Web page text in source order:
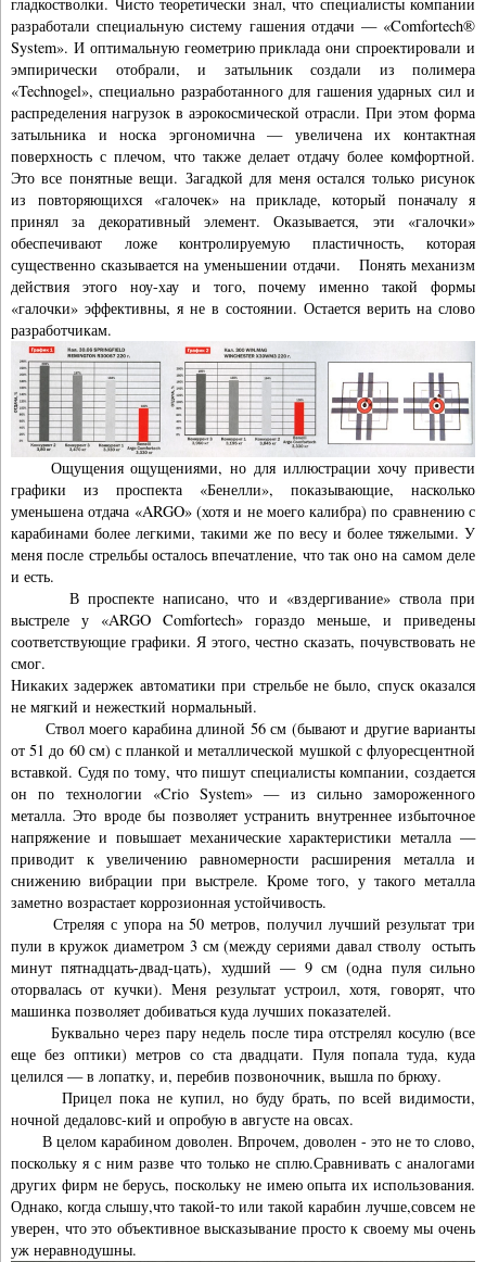
разработали специальную систему гашения отдачи — «Comfortech®
System». И оптимальную геометрию приклада они спроектировали и
эмпирически отобрали, и затыльник создали из полимера
«Technogel», специально разработанного для гашения ударных сил и
распределения нагрузок в аэрокосмической отрасли. При этом форма
затыльника и носка эргономична — увеличена их контактная
поверхность с плечом, что также делает отдачу более комфортной.
Это все понятные вещи. Загадкой для меня остался только рисунок
из повторяющихся «галочек» на прикладе, который поначалу я
принял за декоративный элемент. Оказывается, эти «галочки»
обеспечивают ложе контролируемую пластичность, которая
существенно сказывается на уменьшении отдачи. Понять механизм
действия этого ноу-хау и того, почему именно такой формы
«галочки» эффективны, я не в состоянии. Остается верить на слово
разработчикам.
Ощущения ощущениями, но для иллюстрации хочу привести
графики из проспекта «Бенелли», показывающие, насколько
уменьшена отдача «ARGO» (хотя и не моего калибра) по сравнению с
карабинами более легкими, такими же по весу и более тяжелыми. У
меня после стрельбы осталось впечатление, что так оно на самом деле
и есть.
В проспекте написано, что и «вздергивание» ствола при
выстреле у «ARGO Comfortech» гораздо меньше, и приведены
соответствующие графики. Я этого, честно сказать, почувствовать не
смог.
Никаких задержек автоматики при стрельбе не было, спуск оказался
не мягкий и нежесткий нормальный.
Ствол моего карабина длиной 56 см (бывают и другие варианты
от 51 до 60 см) с планкой и металлической мушкой с флуоресцентной
вставкой. Судя по тому, что пишут специалисты компании, создается
он по технологии «Crio System» — из сильно замороженного
металла. Это вроде бы позволяет устранить внутреннее избыточное
напряжение и повышает механические характеристики металла —
приводит к увеличению равномерности расширения металла и
снижению вибрации при выстреле. Кроме того, у такого металла
заметно возрастает коррозионная устойчивость.
Стреляя с упора на 50 метров, получил лучший результат три
пули в кружок диаметром 3 см (между сериями давал стволу остыть
минут пятнадцать-двад-цать), худший — 9 см (одна пуля сильно
оторвалась от кучки). Меня результат устроил, хотя, говорят, что
машинка позволяет добиваться куда лучших показателей.
Буквально через пару недель после тира отстрелял косулю (все
еще без оптики) метров со ста двадцати. Пуля попала туда, куда
целился — в лопатку, и, перебив позвоночник, вышла по брюху.
Прицел пока не купил, но буду брать, по всей видимости,
ночной дедаловс-кий и опробую в августе на овсах.
В целом карабином доволен. Впрочем, доволен - это не то слово,
поскольку я с ним разве что только не сплю.Сравнивать с аналогами
других фирм не берусь, поскольку не имею опыта их использования.
Однако, когда слышу,что такой-то или такой карабин лучше,совсем не
уверен, что это объективное высказывание просто к своему мы очень
уж неравнодушны.